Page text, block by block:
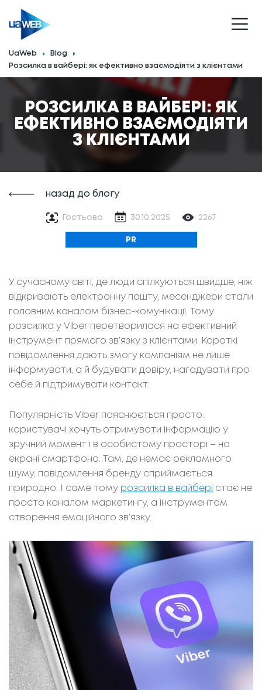
UaWeb
Blog
Розсилка в вайбері: як ефективно взаємодіяти з клієнтами
РОЗСИЛКА В ВАЙБЕРІ: ЯК
ЕФЕКТИВНО ВЗАЄМОДІЯТИ
З КЛІЄНТАМИ
назад до блогу
Гостьова 30.10.2025 2267
PR
У сучасному світі, де люди спілкуються швидше, ніж
відкривають електронну пошту, месенджери стали
головним каналом бізнес-комунікації. Тому
розсилка у Viber перетворилася на ефективний
інструмент прямого зв’язку з клієнтами. Короткі
повідомлення дають змогу компаніям не лише
інформувати, а й будувати довіру, нагадувати про
себе й підтримувати контакт.
Популярність Viber пояснюється просто:
користувачі хочуть отримувати інформацію у
зручний момент і в особистому просторі – на
екрані смартфона. Там, де немає рекламного
шуму, повідомлення бренду сприймається
природно. І саме тому розсилка в вайбері стає не
просто каналом маркетингу, а інструментом
створення емоційного зв’язку.